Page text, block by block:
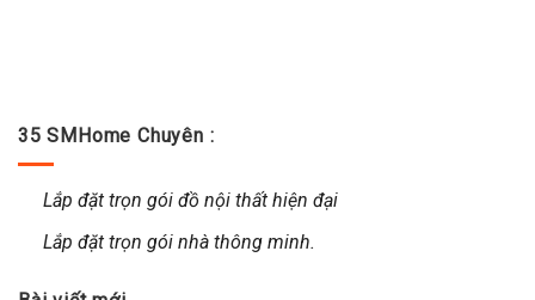
35 SMHome Chuyên :
Lắp đặt trọn gói đồ nội thất hiện đại
Lắp đặt trọn gói nhà thông minh.